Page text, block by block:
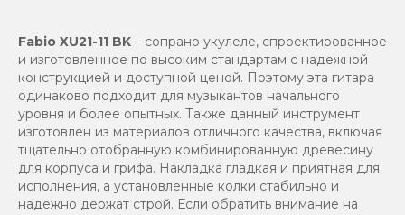
Fabio XU21-11 BK – сопрано укулеле, спроектированное
и изготовленное по высоким стандартам с надежной
конструкцией и доступной ценой. Поэтому эта гитара
одинаково подходит для музыкантов начального
уровня и более опытных. Также данный инструмент
изготовлен из материалов отличного качества, включая
тщательно отобранную комбинированную древесину
для корпуса и грифа. Накладка гладкая и приятная для
исполнения, а установленные колки стабильно и
надежно держат строй. Если обратить внимание на